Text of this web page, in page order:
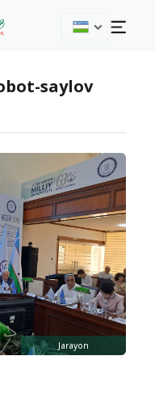
saylov
Jarayon